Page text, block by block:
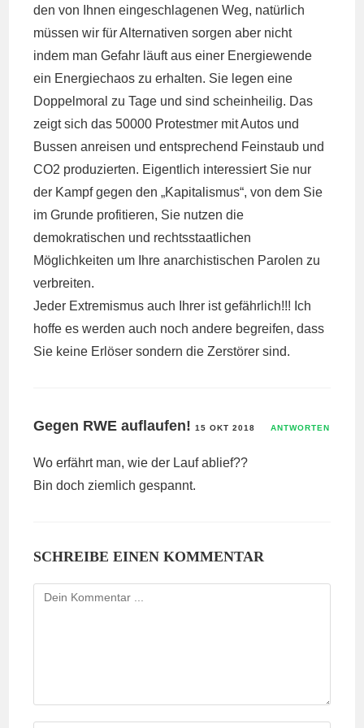
den von Ihnen eingeschlagenen Weg, natürlich
müssen wir für Alternativen sorgen aber nicht
indem man Gefahr läuft aus einer Energiewende
ein Energiechaos zu erhalten. Sie legen eine
Doppelmoral zu Tage und sind scheinheilig. Das
zeigt sich das 50000 Protestmer mit Autos und
Bussen anreisen und entsprechend Feinstaub und
CO2 produzierten. Eigentlich interessiert Sie nur
der Kampf gegen den „Kapitalismus“, von dem Sie
im Grunde profitieren, Sie nutzen die
demokratischen und rechtsstaatlichen
Möglichkeiten um Ihre anarchistischen Parolen zu
verbreiten.
Jeder Extremismus auch Ihrer ist gefährlich!!! Ich
hoffe es werden auch noch andere begreifen, dass
Sie keine Erlöser sondern die Zerstörer sind.
Gegen RWE auflaufen!15 OKT 2018 ANTWORTEN
Wo erfährt man, wie der Lauf ablief??
Bin doch ziemlich gespannt.
SCHREIBE EINEN KOMMENTAR
Kommentieren